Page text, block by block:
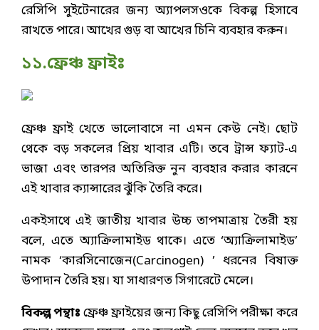
রেসিপি সুইটেনারের জন্য অ্যাপলসওকে বিকল্প হিসাবে
রাখতে পারে। আখের গুড় বা আখের চিনি ব্যবহার করুন।
১১.ফ্রেঞ্চ ফ্রাইঃ
ফ্রেঞ্চ ফ্রাই খেতে ভালোবাসে না এমন কেউ নেই। ছোট
থেকে বড় সকলের প্রিয় খাবার এটি। তবে ট্রান্স ফ্যাট-এ
ভাজা এবং তারপর অতিরিক্ত নুন ব্যবহার করার কারনে
এই খাবার ক্যান্সারের ঝুঁকি তৈরি করে।
একইসাথে এই জাতীয় খাবার উচ্চ তাপমাত্রায় তৈরী হয়
বলে, এতে অ্যাক্রিলামাইড থাকে। এতে ‘অ্যাক্রিলামাইড’
নামক ‘কারসিনোজেন(Carcinogen) ’ ধরনের বিষাক্ত
উপাদান তৈরি হয়। যা সাধারণত সিগারেটে মেলে।
বিকল্প পন্থাঃ ফ্রেঞ্চ ফ্রাইয়ের জন্য কিছু রেসিপি পরীক্ষা করে